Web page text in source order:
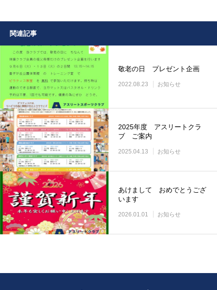
関連記事
敬老の日 プレゼント企画
2022.08.23 お知らせ
2025年度 アスリートクラ
ブ ご案内
2025.04.13 お知らせ
あけまして おめでとうござ
います
2026.01.01 お知らせ